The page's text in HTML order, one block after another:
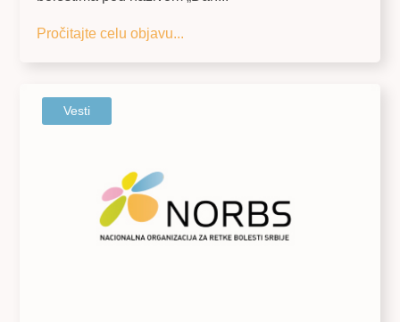
Pročitajte celu objavu...
Vesti